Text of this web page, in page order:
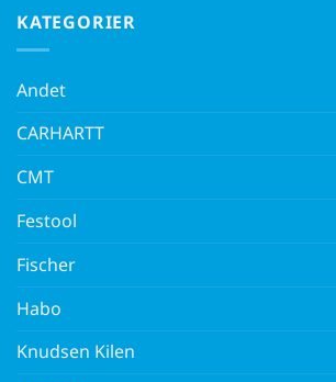
KATEGORIER
Andet
CARHARTT
CMT
Festool
Fischer
Habo
Knudsen Kilen